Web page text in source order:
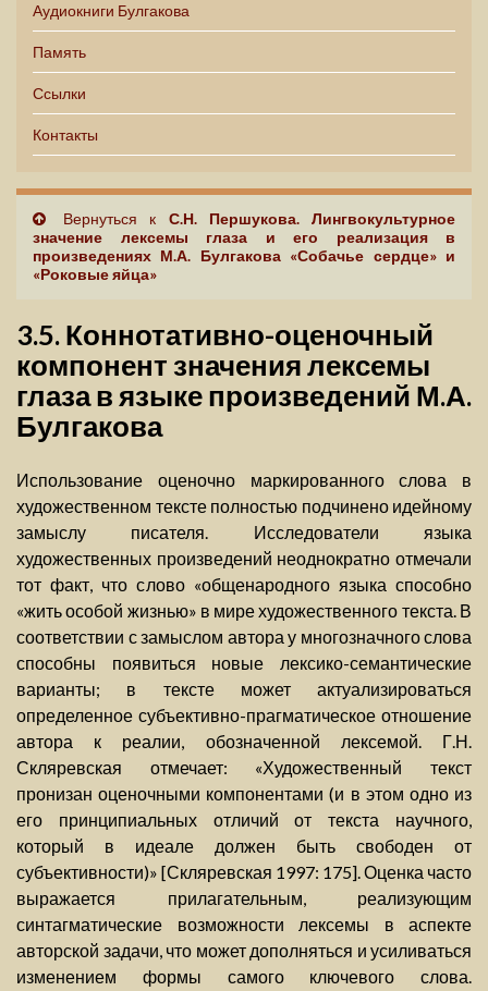
Аудиокниги Булгакова
Память
Ссылки
Контакты
Вернуться к С.Н. Першукова. Лингвокультурное
значение лексемы глаза и его реализация в
произведениях М.А. Булгакова «Собачье сердце» и
«Роковые яйца»
3.5. Коннотативно-оценочный
компонент значения лексемы
глаза в языке произведений М.А.
Булгакова
Использование оценочно маркированного слова в
художественном тексте полностью подчинено идейному
замыслу писателя. Исследователи языка
художественных произведений неоднократно отмечали
тот факт, что слово «общенародного языка способно
«жить особой жизнью» в мире художественного текста. В
соответствии с замыслом автора у многозначного слова
способны появиться новые лексико-семантические
варианты; в тексте может актуализироваться
определенное субъективно-прагматическое отношение
автора к реалии, обозначенной лексемой. Г.Н.
Скляревская отмечает: «Художественный текст
пронизан оценочными компонентами (и в этом одно из
его принципиальных отличий от текста научного,
который в идеале должен быть свободен от
субъективности)» [Скляревская 1997: 175]. Оценка часто
выражается прилагательным, реализующим
синтагматические возможности лексемы в аспекте
авторской задачи, что может дополняться и усиливаться
изменением формы самого ключевого слова.